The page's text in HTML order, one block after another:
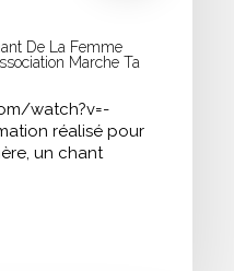
De La Femme
Marche Ta
watch?v=-
réalisé pour
un chant